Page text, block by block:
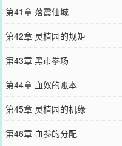
第41章 落霞仙城
第42章 灵植园的规矩
第43章 黑市拳场
第44章 血奴的账本
第45章 灵植园的机缘
第46章 血参的分配